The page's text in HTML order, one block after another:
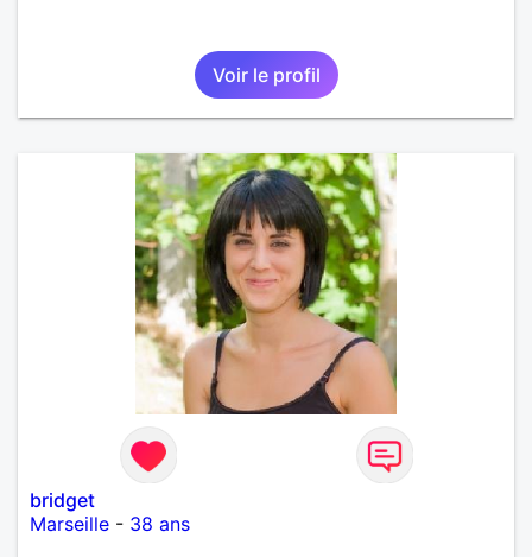
Voir le profil
bridget
Marseille - 38 ans